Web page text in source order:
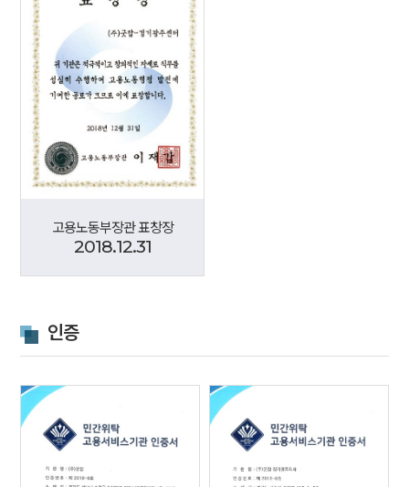
고용노동부장관 표창장
2018.12.31
인증